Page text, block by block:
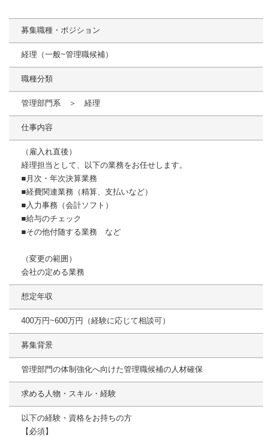
募集職種・ポジション
経理（一般~管理職候補）
職種分類
管理部門系 ＞ 経理
仕事内容
（雇入れ直後）
経理担当として、以下の業務をお任せします。
■月次・年次決算業務
■経費関連業務（精算、支払いなど）
■入力事務（会計ソフト）
■給与のチェック
■その他付随する業務 など
（変更の範囲）
会社の定める業務
想定年収
400万円~600万円（経験に応じて相談可）
募集背景
管理部門の体制強化へ向けた管理職候補の人材確保
求める人物・スキル・経験
以下の経験・資格をお持ちの方
【必須】